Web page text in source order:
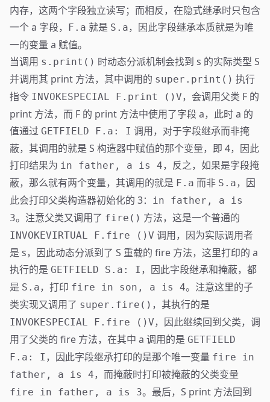
内存，这两个字段独立读写；而相反，在隐式继承时只包含
一个 a 字段， F.a 就是 S.a，因此字段继承本质就是为唯
一的变量 a 赋值。
当调用 s.print() 时动态分派机制会找到 s 的实际类型 S
并调用其 print 方法，其中调用的 super.print() 执行
指令 INVOKESPECIAL F.print ()V，会调用父类 F 的
print 方法，而 F 的 print 方法中使用了字段 a，此时 a 的
值通过 GETFIELD F.a: I 调用，对于字段继承而非掩
蔽，其调用的就是 S 构造器中赋值的那个变量，即 4，因此
打印结果为 in father, a is 4，反之，如果是字段掩
蔽，那么就有两个变量，其调用的就是 F.a 而非 S.a，因
此会打印父类构造器初始化的 3：
in father, a is
3。注意父类又调用了 fire() 方法，这是一个普通的
INVOKEVIRTUAL F.fire ()V 调用，因为实际调用者
是 s，因此动态分派到了 S 重载的 fire 方法，这里打印的 a
执行的是 GETFIELD S.a: I ，因此字段继承和掩蔽，都
是 S.a，打印 fire in son, a is 4。注意这里的子
类实现又调用了 super.fire() ，其执行的是
INVOKESPECIAL F.fire ()V，因此继续回到父类，调
用了父类的 fire 方法，在其中 a 调用的是 GETFIELD
F.a: I ，因此字段继承打印的是那个唯一变量 fire in
father, a is 4，而掩蔽时打印被掩蔽的父类变量
fire in father, a is 3。最后，S print 方法回到